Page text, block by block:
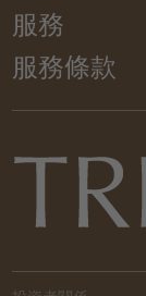
服務
服務條款